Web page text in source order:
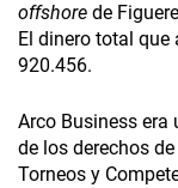
offshore de
El dinero total que
920.456.
Arco Business
de los derechos
Torneos y